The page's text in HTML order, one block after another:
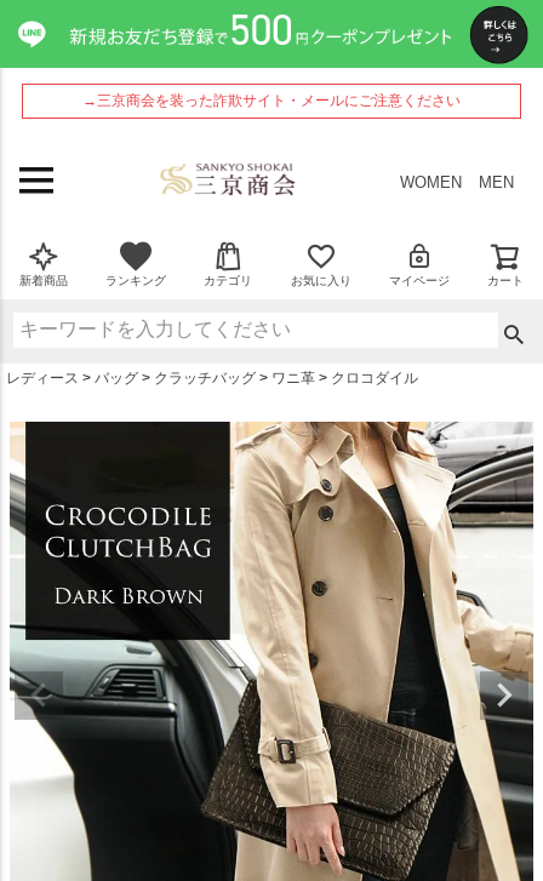
→三京商会を装った詐欺サイト・メールにご注意ください
WOMEN MEN
新着商品 ランキング カテゴリ お気に入り マイページ カート
レディース バッグ クラッチバッグ ワニ革 クロコダイル
ペー
ジト
ップ
へ